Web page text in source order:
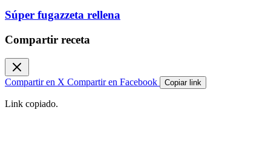
Súper fugazzeta rellena
Compartir receta
Compartir en X Compartir en Facebook Copiar link
Link copiado.